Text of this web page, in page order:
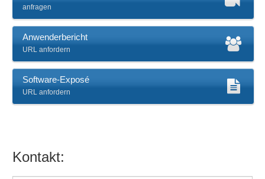
anfragen
Anwenderbericht
URL anfordern
Software-Exposé
URL anfordern
Kontakt: